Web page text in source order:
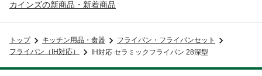
カインズの新商品・新着商品
トップ キッチン用品・食器
フライパン・フライパンセット
フライパン（IH対応）
IH対応 セラミックフライパン 28深型